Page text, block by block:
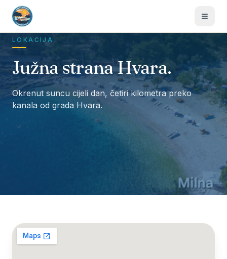
LOKACIJA
Južna strana Hvara.
Okrenut suncu cijeli dan, četiri kilometra preko
kanala od grada Hvara.